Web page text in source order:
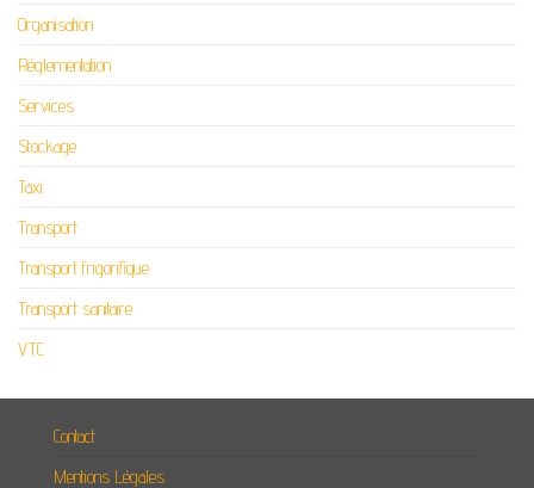
Organisation
Réglementation
Services
Stockage
Taxi
Transport
Transport frigorifique
Transport sanitaire
VTC
Contact
Mentions Légales